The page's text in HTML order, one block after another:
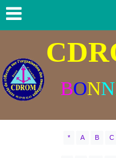
BONN
* A B C